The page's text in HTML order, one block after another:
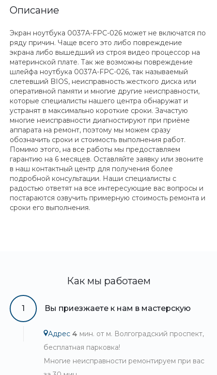
Описание
Экран ноутбука 0037A-FPC-026 может не включатся по
ряду причин. Чаще всего это либо повреждение
экрана либо вышедший из строя видео процессор на
материнской плате. Так же возможны повреждение
шлейфа ноутбука 0037A-FPC-026, так называемый
слетевший BIOS, неисправность жесткого диска или
оперативной памяти и многие другие неисправности,
которые специалисты нашего центра обнаружат и
устранят в максимально короткие сроки. Зачастую
многие неисправности диагностируют при приёме
аппарата на ремонт, поэтому мы можем сразу
обозначить сроки и стоимость выполнения работ.
Помимо этого, на все работы мы предоставляем
гарантию на 6 месяцев. Оставляйте заявку или звоните
в наш контактный центр для получения более
подробной консультации. Наши специалисты с
радостью ответят на все интересующие вас вопросы и
постараются озвучить примерную стоимость ремонта и
сроки его выполнения.
Как мы работаем
1 Вы приезжаете к нам в мастерскую
Адрес 4 мин. от м. Волгоградский проспект,
бесплатная парковка!
Многие неисправности ремонтируем при вас